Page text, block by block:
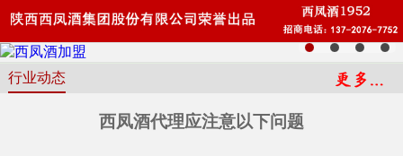
行业动态
西凤酒代理应注意以下问题